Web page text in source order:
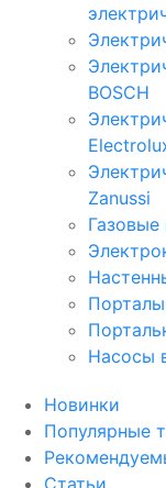
BOSCH
Zanussi
Насосы
Новинки
Популярные